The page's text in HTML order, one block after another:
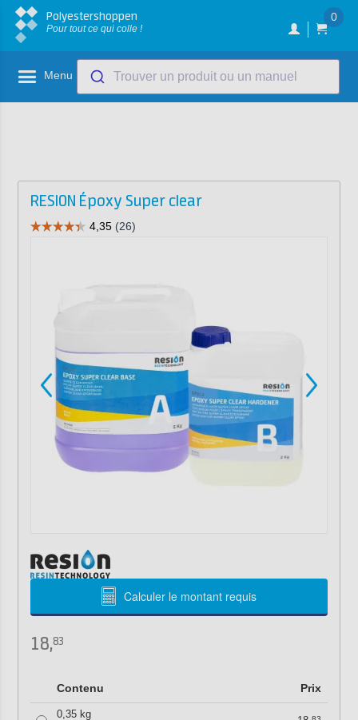
Polyestershoppen
Pour tout ce qui colle !
0
Menu Trouver un produit ou un manuel
RESION Époxy Super clear
Calculer le montant requis
18,83
Contenu Prix
0,35 kg